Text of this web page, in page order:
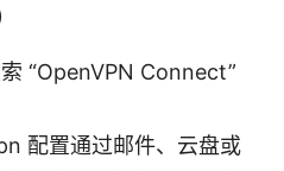
“OpenVPN Connect”
配置通过邮件、云盘或